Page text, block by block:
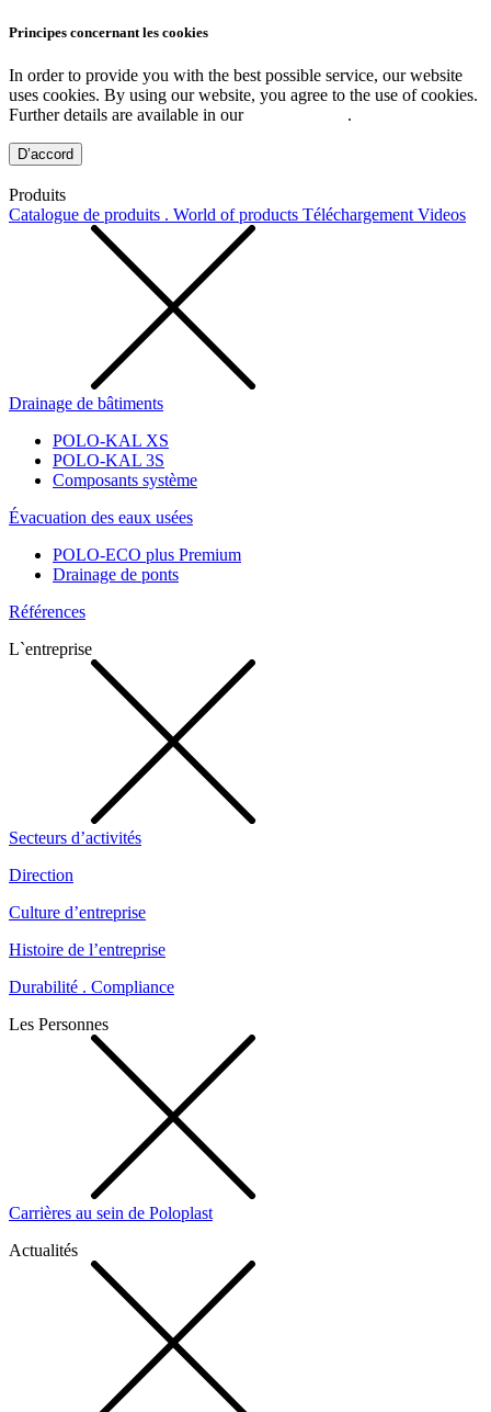
Principes concernant les cookies
In order to provide you with the best possible service, our website
uses cookies. By using our website, you agree to the use of cookies.
Further details are available in our
.
D’accord
Produits
Catalogue de produits . World of products Téléchargement Videos
Drainage de bâtiments
POLO-KAL XS
POLO-KAL 3S
Composants système
Évacuation des eaux usées
POLO-ECO plus Premium
Drainage de ponts
Références
L`entreprise
Secteurs d’activités
Direction
Culture d’entreprise
Histoire de l’entreprise
Durabilité . Compliance
Les Personnes
Carrières au sein de Poloplast
Actualités